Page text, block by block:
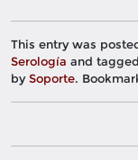
This entry was
Serología and tagged
bySoporte.